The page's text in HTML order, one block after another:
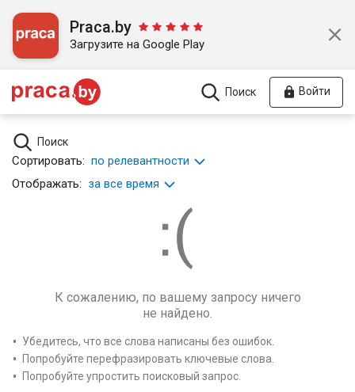
Praca.by
Загрузите на Google Play
Поиск Войти
Поиск
Сортировать: по релевантности
Отображать: за все время
К сожалению, по вашему запросу ничего
не найдено.
Убедитесь, что все слова написаны без ошибок.
Попробуйте перефразировать ключевые слова.
Попробуйте упростить поисковый запрос.